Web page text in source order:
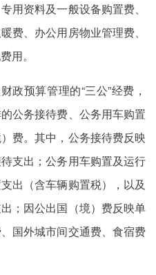
用资料及一般设备购置费、
费、办公用房物业管理费、
用。
政预算管理的“三公”经费，
公务接待费、公务用车购置
费。其中，公务接待费反映
支出；公务用车购置及运行
出（含车辆购置税），以及
；因公出国（境）费反映单
国外城市间交通费、食宿费